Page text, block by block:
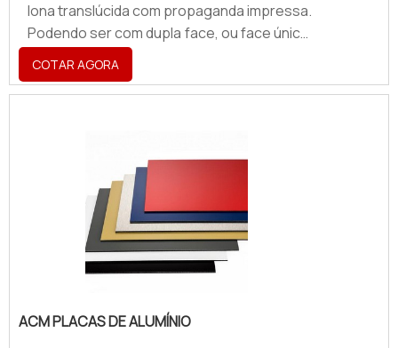
lona translúcida com propaganda impressa.
Podendo ser com dupla face, ou face única,
bem como possuir, ou não, um poste para
sustentação, o totem tem iluminação
emanada da parte interna, ou seja, por trás
comum a sua confecção com lona
adesivada ou com alumínio composto,
chapa adesivada galvanizada e aço inox,
sendo vazados e com letras moldadas no.
COTAR AGORA
ACM PLACAS DE ALUMÍNIO